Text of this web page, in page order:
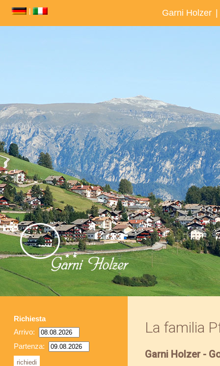
Garni Holzer
Richiesta
Arrivo:
Partenza:
La familia
Garni Holzer -